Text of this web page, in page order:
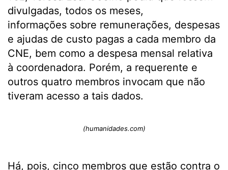
divulgadas, todos os meses,
informações sobre remunerações, despesas
e ajudas de custo pagas a cada membro da
CNE, bem como a despesa mensal relativa
à coordenadora. Porém, a requerente e
outros quatro membros invocam que não
tiveram acesso a tais dados.
(humanidades.com)
Há, pois, cinco membros que estão contra o